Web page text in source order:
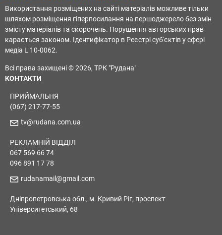
Використання розміщених на сайті матеріалів можливе тільки
шляхом розміщення гіперпосилання на першоджерело без змін
змісту матеріалів та скорочень. Порушення авторських прав
карається законом. Ідентифікатор в Реєстрі суб'єктів у сфері
медіа L 10-0062.
Всі права захищені © 2026, ТРК "Рудана"
КОНТАКТИ
ПРИЙМАЛЬНЯ
(067) 217-77-55
tv@rudana.com.ua
РЕКЛАМНІЙ ВІДДІЛ
067 569 66 74
096 891 17 78
rudanamail@gmail.com
Дніпропетровська обл., м. Кривий Ріг, проспект
Університетський, 68